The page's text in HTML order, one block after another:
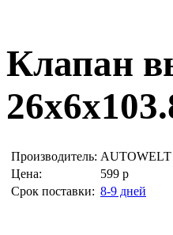
Клапан
Производитель: AUTOWELT
Цена:
599 р
Срок поставки: 8-9 дней